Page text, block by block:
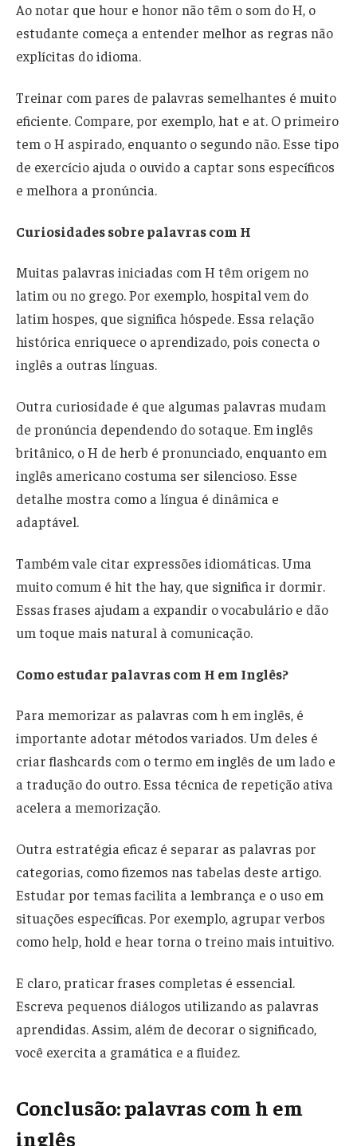
Ao notar que hour e honor não têm o som do H, o
estudante começa a entender melhor as regras não
explícitas do idioma.
Treinar com pares de palavras semelhantes é muito
eficiente. Compare, por exemplo, hat e at. O primeiro
tem o H aspirado, enquanto o segundo não. Esse tipo
de exercício ajuda o ouvido a captar sons específicos
e melhora a pronúncia.
Curiosidades sobre palavras com H
Muitas palavras iniciadas com H têm origem no
latim ou no grego. Por exemplo, hospital vem do
latim hospes, que significa hóspede. Essa relação
histórica enriquece o aprendizado, pois conecta o
inglês a outras línguas.
Outra curiosidade é que algumas palavras mudam
de pronúncia dependendo do sotaque. Em inglês
britânico, o H de herb é pronunciado, enquanto em
inglês americano costuma ser silencioso. Esse
detalhe mostra como a língua é dinâmica e
adaptável.
Também vale citar expressões idiomáticas. Uma
muito comum é hit the hay, que significa ir dormir.
Essas frases ajudam a expandir o vocabulário e dão
um toque mais natural à comunicação.
Como estudar palavras com H em Inglês?
Para memorizar as palavras com h em inglês, é
importante adotar métodos variados. Um deles é
criar flashcards com o termo em inglês de um lado e
a tradução do outro. Essa técnica de repetição ativa
acelera a memorização.
Outra estratégia eficaz é separar as palavras por
categorias, como fizemos nas tabelas deste artigo.
Estudar por temas facilita a lembrança e o uso em
situações específicas. Por exemplo, agrupar verbos
como help, hold e hear torna o treino mais intuitivo.
E claro, praticar frases completas é essencial.
Escreva pequenos diálogos utilizando as palavras
aprendidas. Assim, além de decorar o significado,
você exercita a gramática e a fluidez.
Conclusão: palavras com h em
inglês